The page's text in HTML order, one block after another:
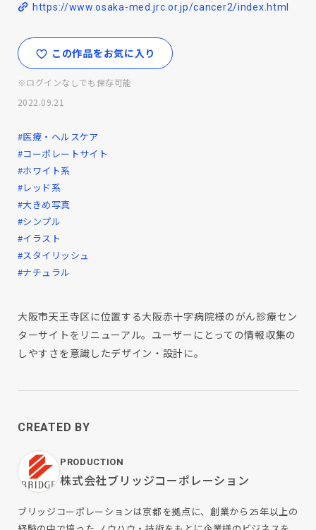
https://www.osaka-med.jrc.or.jp/cancer2/index.html
この作品をお気に入り
※ログインなしでも保存可能
2022.09.21
#医療・ヘルスケア
#コーポレートサイト
#ホワイト系
#レッド系
#大きめ写真
#シンプル
#イラスト
#スタイリッシュ
#ナチュラル
大阪市天王寺区に位置する大阪赤十字病院様のがん診療セン
ターサイトをリニューアル。ユーザーにとっての情報収集の
しやすさを意識したデザイン・設計に。
CREATED BY
PRODUCTION
株式会社ブリッジコーポレーション
ブリッジコーポレーションは京都を拠点に、創業から25年以上の